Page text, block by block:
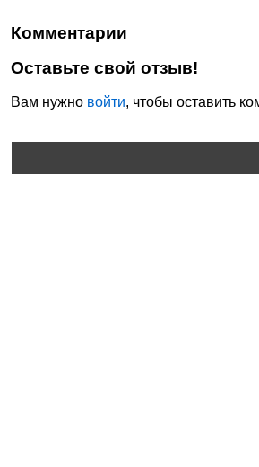
Комментарии
Оставьте свой отзыв!
Вам нужно войти, чтобы оставить